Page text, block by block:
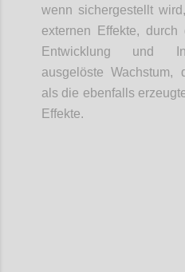
wenn sichergestellt
externen Effekte,
Entwicklung und
ausgelöste Wachstum,
als die ebenfalls
Effekte.